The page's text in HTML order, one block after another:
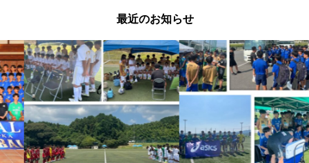
最近のお知らせ